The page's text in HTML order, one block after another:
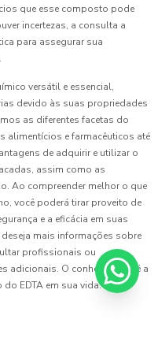
que esse composto pode
incertezas, a consulta a
para assegurar sua
versátil e essencial,
devido às suas propriedades
as diferentes facetas do
alimentícios e farmacêuticos até
de adquirir e utilizar o
assim como as
Ao compreender melhor o que
você poderá tirar proveito de
e a eficácia em suas
mais informações sobre
profissionais ou
adicionais. O conhecimento é a
EDTA em sua vida.